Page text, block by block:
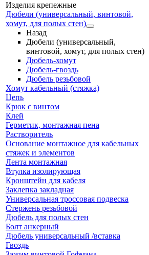
Изделия крепежные
Дюбели (универсальный, винтовой,
хомут, для полых стен)
Назад
Дюбели (универсальный,
винтовой, хомут, для полых стен)
Дюбель-хомут
Дюбель-гвоздь
Дюбель резьбовой
Хомут кабельный (стяжка)
Цепь
Крюк с винтом
Клей
Герметик, монтажная пена
Растворитель
Основание монтажное для кабельных
стяжек и элементов
Лента монтажная
Втулка изолирующая
Кронштейн для кабеля
Заклепка закладная
Универсальная троссовая подвеска
Стержень резьбовой
Дюбель для полых стен
Болт анкерный
Дюбель универсальный /вставка
Гвоздь